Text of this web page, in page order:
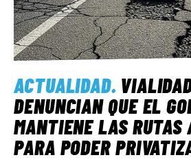
ACTUALIDAD.
DENUNCIAN QUE EL
MANTIENE LAS RUTAS
PARA PODER